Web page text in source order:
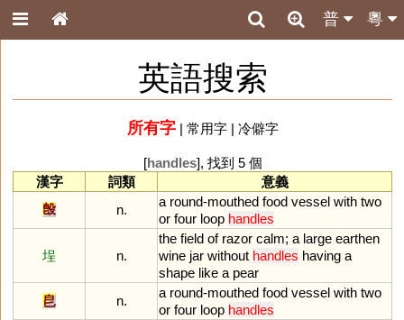
粵
普
英語搜索
所有字| 常用字| 冷僻字
[handles], 找到 5 個
漢字
詞類
意義
𣪘
n.
a round-mouthed food vessel with two
or four loop handles
埕 n.
the field of razor calm; a large earthen
wine jar without handles having a
shape like a pear
皀
n.
a round-mouthed food vessel with two
or four loop handles